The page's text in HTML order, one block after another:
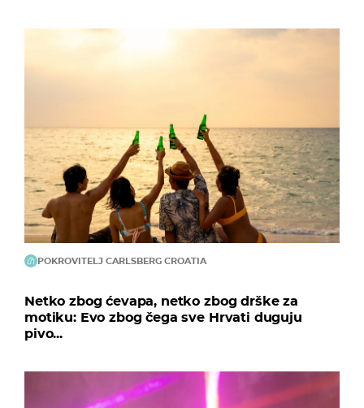
POKROVITELJ CARLSBERG CROATIA
Netko zbog ćevapa, netko zbog drške za
motiku: Evo zbog čega sve Hrvati duguju
pivo...